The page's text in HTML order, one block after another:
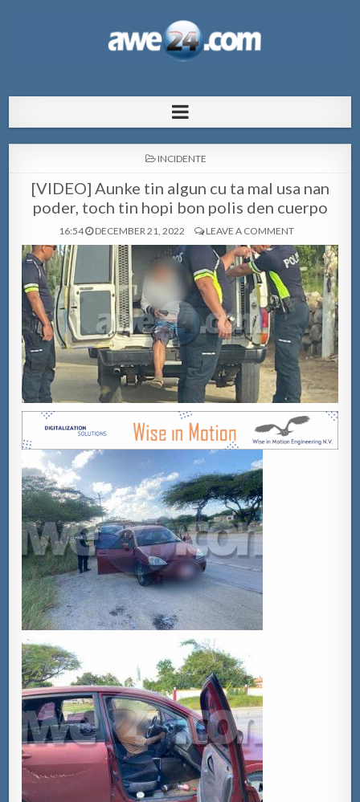
pa Aruba
POSTED
INCIDENTE
[VIDEO] Aunke tin algun cu ta mal usa nan
poder, toch tin hopi bon polis den cuerpo
16:54 DECEMBER 21, 2022 LEAVE A COMMENT